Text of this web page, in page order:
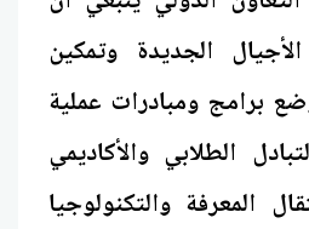
الجديدة وتمكين
برامج ومبادرات عملية
الطلابي والأكاديمي
المعرفة والتكنولوجيا